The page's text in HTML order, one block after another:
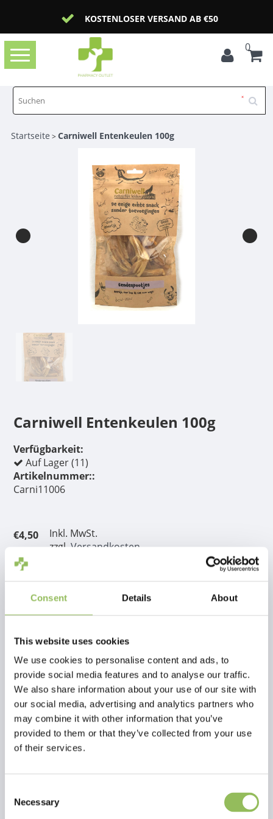
Consent Details About
This website uses cookies
We use cookies to personalise content and ads, to
provide social media features and to analyse our traffic.
We also share information about your use of our site with
our social media, advertising and analytics partners who
may combine it with other information that you’ve
provided to them or that they’ve collected from your use
of their services.
Selection
Necessary
KOSTENLOSER VERSAND AB €50
Toggle
navigation
0
Startseite >Carniwell Entenkeulen 100g
Carniwell Entenkeulen 100g
Verfügbarkeit:
Auf Lager (11)
Artikelnummer::
Carni11006
€4,50
Inkl. MwSt.
zzgl.Versandkosten
Bewertungen
This article has no reviews yet
Eigene Bewertung erstellen